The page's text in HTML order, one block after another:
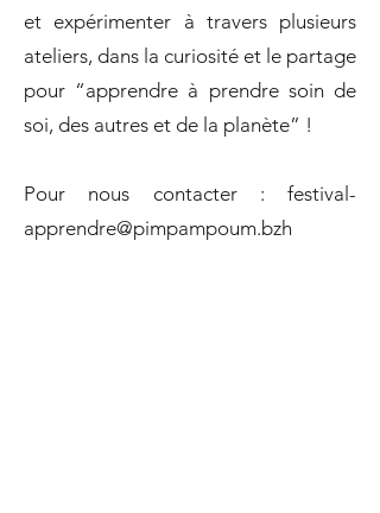
et expérimenter à travers plusieurs
ateliers, dans la curiosité et le partage
pour “apprendre à prendre soin de
soi, des autres et de la planète” !
Pour nous contacter : festival-
apprendre@pimpampoum.bzh